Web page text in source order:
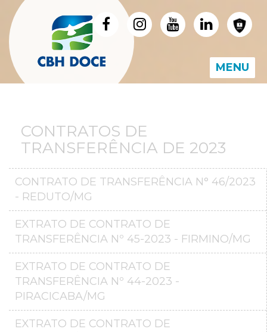
MENU
CONTRATOS DE
TRANSFERÊNCIA DE 2023
CONTRATO DE TRANSFERÊNCIA N° 46/2023
- REDUTO/MG
EXTRATO DE CONTRATO DE
TRANSFERÊNCIA Nº 45-2023 - FIRMINO/MG
EXTRATO DE CONTRATO DE
TRANSFERÊNCIA Nº 44-2023 -
PIRACICABA/MG
EXTRATO DE CONTRATO DE